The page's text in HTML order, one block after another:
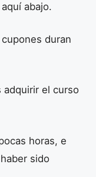
abajo.
duran
adquirir el curso
horas, e
sido